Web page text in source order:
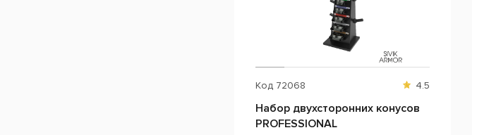
Код 72068 4.5
Набор двухсторонних конусов
PROFESSIONAL